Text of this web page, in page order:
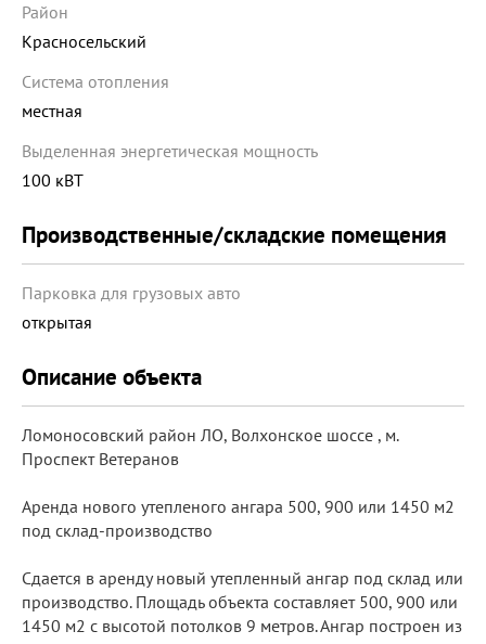
Район
Красносельский
Система отопления
местная
Выделенная энергетическая мощность
100 кВТ
Производственные/складские помещения
Парковка для грузовых авто
открытая
Описание объекта
Ломоносовский район ЛО, Волхонское шоссе , м.
Проспект Ветеранов
Аренда нового утепленого ангара 500, 900 или 1450 м2
под склад-производство
Сдается в аренду новый утепленный ангар под склад или
производство. Площадь объекта составляет 500, 900 или
1450 м2 с высотой потолков 9 метров. Ангар построен из